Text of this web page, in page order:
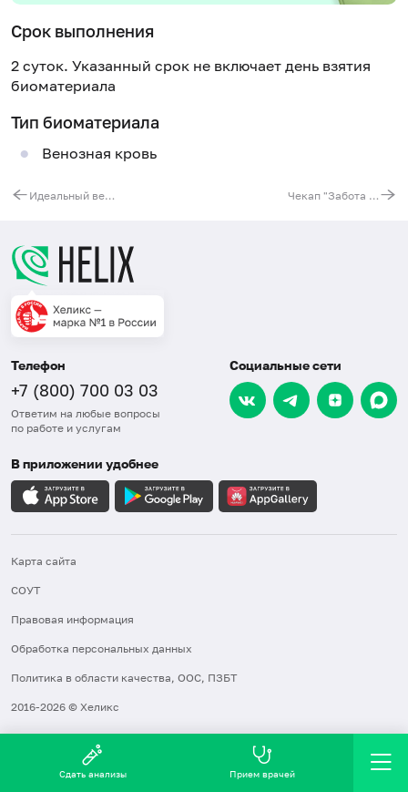
Срок выполнения
2 суток. Указанный срок не включает день взятия
биоматериала
Тип биоматериала
Венозная кровь
Идеальный вес (мужчины) Чекап "Забота о детях"
Телефон
+7 (800) 700 03 03
Ответим на любые вопросы
по работе и услугам
Социальные сети
В приложении удобнее
Карта сайта
СОУТ
Правовая информация
Обработка персональных данных
Политика в области качества, ООС, ПЗБТ
2016-2026 © Хеликс
Сдать анализы Прием врачей